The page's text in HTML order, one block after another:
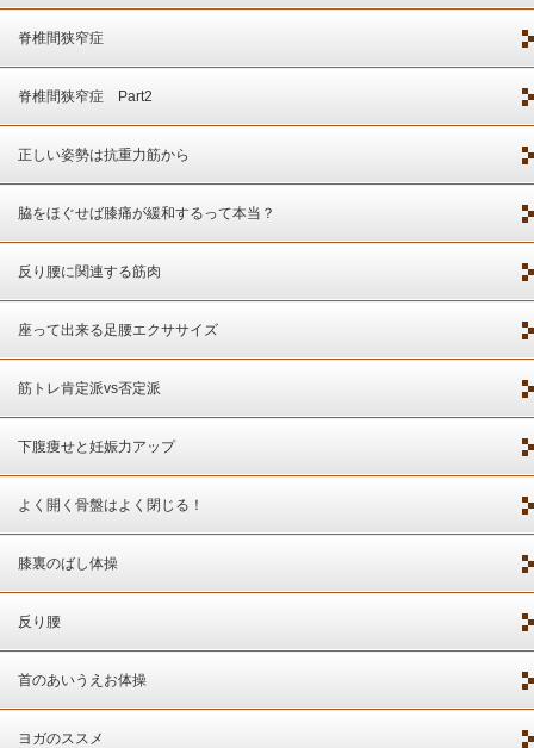
脊椎間狭窄症
脊椎間狭窄症 Part2
正しい姿勢は抗重力筋から
脇をほぐせば膝痛が緩和するって本当？
反り腰に関連する筋肉
座って出来る足腰エクササイズ
筋トレ肯定派vs否定派
下腹痩せと妊娠力アップ
よく開く骨盤はよく閉じる！
膝裏のばし体操
反り腰
首のあいうえお体操
ヨガのススメ